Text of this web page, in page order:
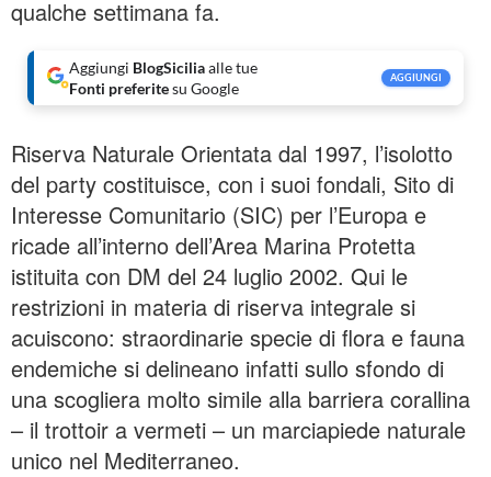
qualche settimana fa.
Aggiungi BlogSiciliaalle tue
Fonti preferitesu Google
AGGIUNGI
Riserva Naturale Orientata dal 1997, l’isolotto
del party costituisce, con i suoi fondali, Sito di
Interesse Comunitario (SIC) per l’Europa e
ricade all’interno dell’Area Marina Protetta
istituita con DM del 24 luglio 2002. Qui le
restrizioni in materia di riserva integrale si
acuiscono: straordinarie specie di flora e fauna
endemiche si delineano infatti sullo sfondo di
una scogliera molto simile alla barriera corallina
– il trottoir a vermeti – un marciapiede naturale
unico nel Mediterraneo.